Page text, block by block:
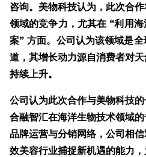
咨询。美物科技认为，此次合
领域的竞争力，尤其在 “利用
案” 方面。公司认为该领域是
道，其增长动力源自消费者对
持续上升。
公司认为此次合作与美物科技
合融智汇在海洋生物技术领域
品牌运营与分销网络，公司相
效美容行业捕捉新机遇的能力